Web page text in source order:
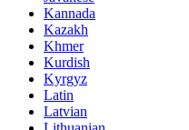
Kannada
Kazakh
Khmer
Kurdish
Kyrgyz
Latin
Latvian